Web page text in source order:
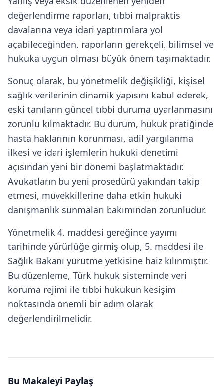
değerlendirme raporları, tıbbi malpraktis
davalarına veya idari yaptırımlara yol
açabileceğinden, raporların gerekçeli, bilimsel ve
hukuka uygun olması büyük önem taşımaktadır.
Sonuç olarak, bu yönetmelik değişikliği, kişisel
sağlık verilerinin dinamik yapısını kabul ederek,
eski tanıların güncel tıbbi duruma uyarlanmasını
zorunlu kılmaktadır. Bu durum, hukuk pratiğinde
hasta haklarının korunması, adil yargılanma
ilkesi ve idari işlemlerin hukuki denetimi
açısından yeni bir dönemi başlatmaktadır.
Avukatların bu yeni prosedürü yakından takip
etmesi, müvekkillerine daha etkin hukuki
danışmanlık sunmaları bakımından zorunludur.
Yönetmelik 4. maddesi gereğince yayımı
tarihinde yürürlüğe girmiş olup, 5. maddesi ile
Sağlık Bakanı yürütme yetkisine haiz kılınmıştır.
Bu düzenleme, Türk hukuk sisteminde veri
koruma rejimi ile tıbbi hukukun kesişim
noktasında önemli bir adım olarak
değerlendirilmelidir.
Bu Makaleyi Paylaş